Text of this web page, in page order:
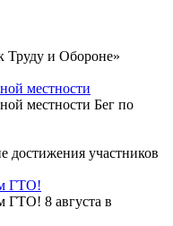
Труду и Обороне»
местности
местности Бег по
участников
ГТО!
ГТО! 8 августа в